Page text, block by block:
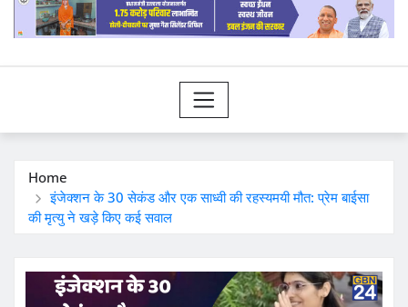
Home
इंजेक्शन के 30 सेकंड और एक साध्वी की रहस्यमयी मौत: प्रेम बाईसा
की मृत्यु ने खड़े किए कई सवाल